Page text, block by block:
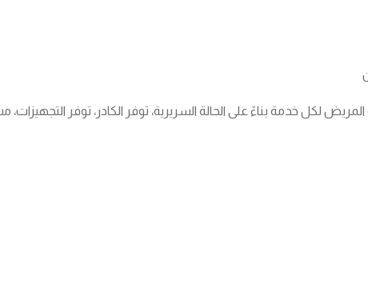
المريض لكل خدمة بناءً على الحالة السريرية، توفر الكادر، توفر